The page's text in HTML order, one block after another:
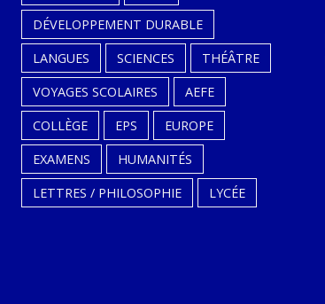
CALENDRIER
RENTRÉE
(31.08,
DÉVELOPPEMENT DURABLE
LANGUES
SCIENCES
THÉÂTRE
VOYAGES SCOLAIRES
AEFE
COLLÈGE
EPS
EUROPE
EXAMENS
HUMANITÉS
LETTRES / PHILOSOPHIE
LYCÉE